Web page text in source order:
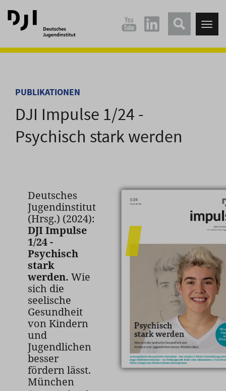
Direkt
zum
Hauptinhalt
Direkt
zum
Hauptmenü
PUBLIKATIONEN
DJI Impulse 1/24 -
Psychisch stark werden
Deutsches
Jugendinstitut
(Hrsg.) (2024):
DJI Impulse
1/24 -
Psychisch
stark
werden. Wie
sich die
seelische
Gesundheit
von Kindern
und
Jugendlichen
besser
fördern lässt.
München